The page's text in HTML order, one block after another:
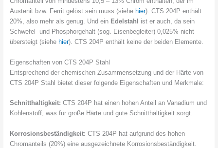
Austenit bzw. Ferrit gelöst sein muss (siehe hier). CTS 204P enthält
20%, also mehr als genug. Und ein Edelstahl
ist er auch, da sein
Schwefel- und Phosphorgehalt (sog. Eisenbegleiter) 0,025% nicht
übersteigt (siehe hier). CTS 204P enthält keine der beiden Elemente.
Eigenschaften von CTS 204P Stahl
Entsprechend der chemischen Zusammensetzung und der Härte von
CTS 204P Stahl bietet dieser folgende Eigenschaften und Merkmale:
Schnitthaltigkeit: CTS 204P hat einen hohen Anteil an Vanadium und
Kohlenstoff, was für große Härte und gute Schnitthaltigkeit sorgt.
Korrosionsbeständigkeit: CTS 204P hat aufgrund des hohen
Chromanteils (20%) eine ausgezeichnete Korrosionsbeständigkeit.